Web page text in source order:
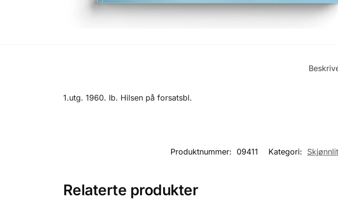
1.utg. 1960. Ib. Hilsen på forsatsbl.
Produktnummer: 09411 Kategori:
Relaterte produkter